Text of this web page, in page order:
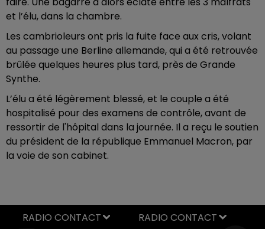
et l’élu, dans la chambre.
Les cambrioleurs ont pris la fuite face aux cris, volant
au passage une Berline allemande, qui a été retrouvée
brûlée quelques heures plus tard, près de Grande
Synthe.
L’élu a été légèrement blessé, et le couple a été
hospitalisé pour des examens de contrôle, avant de
ressortir de l'hôpital dans la journée. Il a reçu le soutien
du président de la république Emmanuel Macron, par
la voie de son cabinet.
RADIO CONTACT